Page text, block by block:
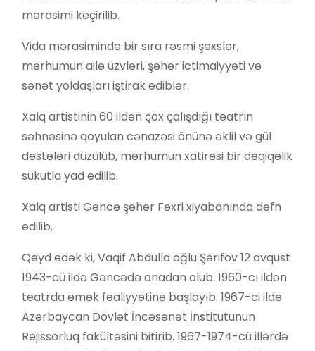
mərasimi keçirilib.
Vida mərasimində bir sıra rəsmi şəxslər,
mərhumun ailə üzvləri, şəhər ictimaiyyəti və
sənət yoldaşları iştirak ediblər.
Xalq artistinin 60 ildən çox çalışdığı teatrın
səhnəsinə qoyulan cənazəsi önünə əklil və gül
dəstələri düzülüb, mərhumun xatirəsi bir dəqiqəlik
sükutla yad edilib.
Xalq artisti Gəncə şəhər Fəxri xiyabanında dəfn
edilib.
Qeyd edək ki, Vaqif Abdulla oğlu Şərifov 12 avqust
1943-cü ildə Gəncədə anadan olub. 1960-cı ildən
teatrda əmək fəaliyyətinə başlayıb. 1967-ci ildə
Azərbaycan Dövlət İncəsənət İnstitutunun
Rejissorluq fakültəsini bitirib. 1967-1974-cü illərdə